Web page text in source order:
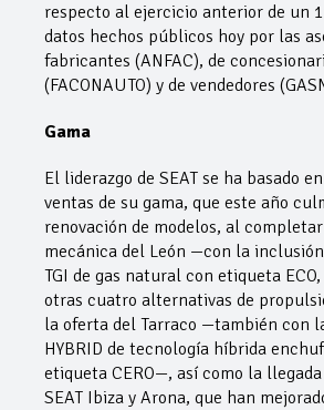
respecto al ejercicio anterior de un
datos hechos públicos hoy por las
fabricantes (ANFAC), de
(FACONAUTO) y de vendedores
Gama
El liderazgo de SEAT se ha basado
ventas de su gama, que este año
renovación de modelos, al
mecánica del León —con la
TGI de gas natural con etiqueta
otras cuatro alternativas de
la oferta del Tarraco —también con
HYBRID de tecnología híbrida
etiqueta CERO—, así como la
SEAT Ibiza y Arona, que han